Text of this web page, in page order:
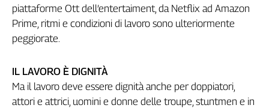
Inca
Caaf
G8
di
Genova,
piattaforme Ott dell’entertaiment, da Netflix ad Amazon
Prime, ritmi e condizioni di lavoro sono ulteriormente
peggiorate.
IL LAVORO È DIGNITÀ
Ma il lavoro deve essere dignità anche per doppiatori,
attori e attrici, uomini e donne delle troupe, stuntmen e in